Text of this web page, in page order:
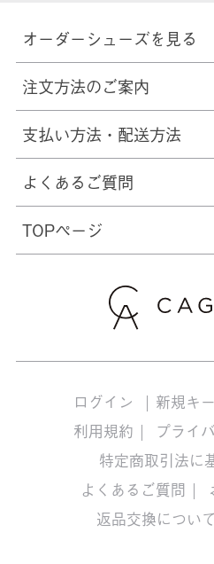
オーダーシューズを見る
注文方法のご案内
支払い方法・配送方法
よくあるご質問
TOPページ
ログイン
新規キ
利用規約
プライ
特定商取引法に
よくあるご質問
返品交換について